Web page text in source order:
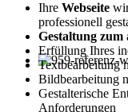
Ihre Webseite
professionell
Gestaltung zum
Erfüllung Ihres
Textbearbeitung
Bildbearbeitung
Gestalterische
Anforderungen